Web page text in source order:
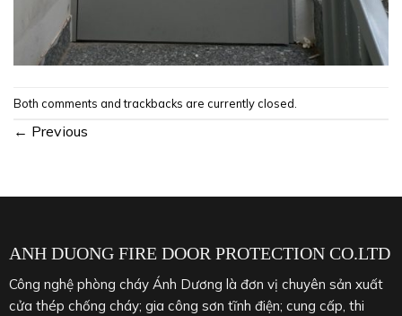
Both comments and trackbacks are currently closed.
← Previous
ANH DUONG FIRE DOOR PROTECTION CO.LTD
Công nghệ phòng cháy Ánh Dương là đơn vị chuyên sản xuất
cửa thép chống cháy; gia công sơn tĩnh điện; cung cấp, thi